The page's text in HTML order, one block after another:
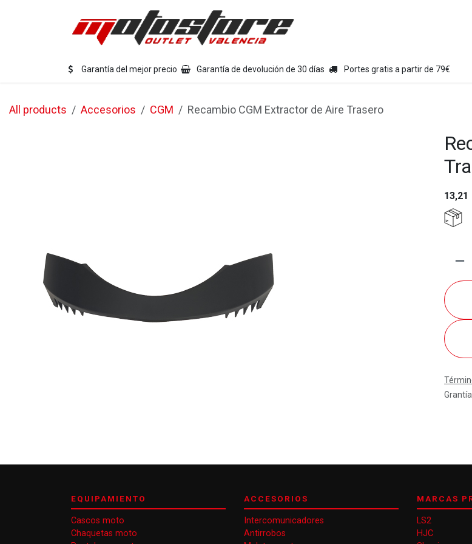
Equipamiento moto
Garantía del mejor precio Garantía de devolución de 30 días Portes gratis a partir de 79€
All products Accesorios CGM Recambio CGM Extractor de Aire Trasero
13,21
EQUIPAMIENTO
Cascos moto
Chaquetas moto
ACCESORIOS
Intercomunicadores
Antirrobos
MARCAS
LS2
HJC